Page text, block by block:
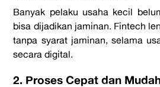
Banyak pelaku usaha kecil
bisa dijadikan jaminan. Fintech
tanpa syarat jaminan, selama
secara digital.
2. Proses Cepat dan